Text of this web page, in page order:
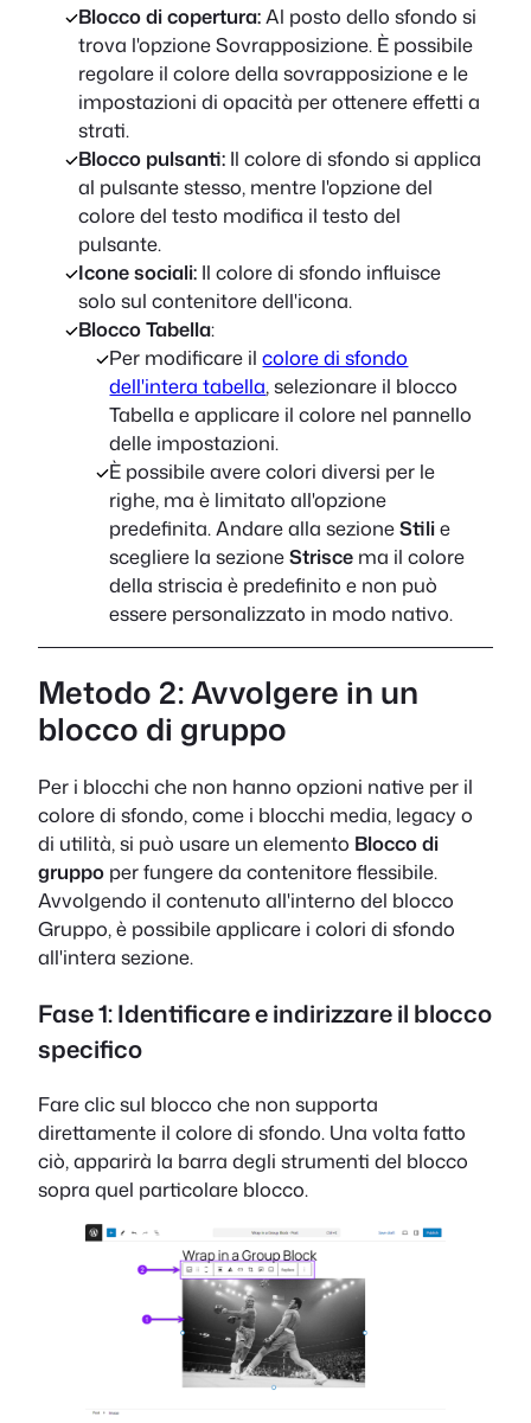
Blocco di copertura:Al posto dello sfondo si
trova l'opzione Sovrapposizione. È possibile
regolare il colore della sovrapposizione e le
impostazioni di opacità per ottenere effetti a
strati.
Blocco pulsanti: Il colore di sfondo si applica
al pulsante stesso, mentre l'opzione del
colore del testo modifica il testo del
pulsante.
Icone sociali: Il colore di sfondo influisce
solo sul contenitore dell'icona.
Blocco Tabella:
Per modificare ilcolore di sfondo
dell'intera tabella, selezionare il blocco
Tabella e applicare il colore nel pannello
delle impostazioni.
È possibile avere colori diversi per le
righe, ma è limitato all'opzione
predefinita. Andare alla sezioneStilie
scegliere la sezioneStrisce ma il colore
della striscia è predefinito e non può
essere personalizzato in modo nativo.
Metodo 2: Avvolgere in un
blocco di gruppo
Per i blocchi che non hanno opzioni native per il
colore di sfondo, come i blocchi media, legacy o
di utilità, si può usare un elemento Blocco di
gruppo per fungere da contenitore flessibile.
Avvolgendo il contenuto all'interno del blocco
Gruppo, è possibile applicare i colori di sfondo
all'intera sezione.
Fase 1:Identificare e indirizzare il blocco
specifico
Fare clic sul blocco che non supporta
direttamente il colore di sfondo. Una volta fatto
ciò, apparirà la barra degli strumenti del blocco
sopra quel particolare blocco.